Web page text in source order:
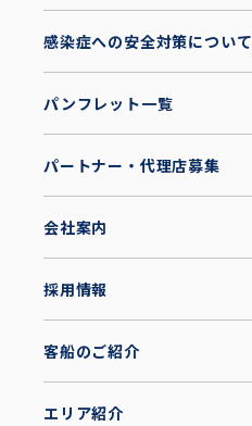
感染症への安全対策について
パンフレット一覧
パートナー・代理店募集
会社案内
採用情報
客船のご紹介
エリア紹介